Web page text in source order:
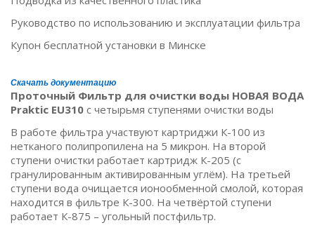
Руководство по использованию и эксплуатации фильтра
Купон бесплатной установки в Минске
Скачать документацию
Проточный Фильтр для очистки воды НОВАЯ ВОДА
Praktic EU310 с четырьмя ступенями очистки воды
В работе фильтра участвуют картриджи К-100 из
нетканого полипропилена на 5 микрон. На второй
ступени очистки работает картридж К-205 (с
гранулированным активированным углём). На третьей
ступени вода очищается ионообменной смолой, которая
находится в фильтре К-300. На четвёртой ступени
работает К-875 – угольный постфильтр.